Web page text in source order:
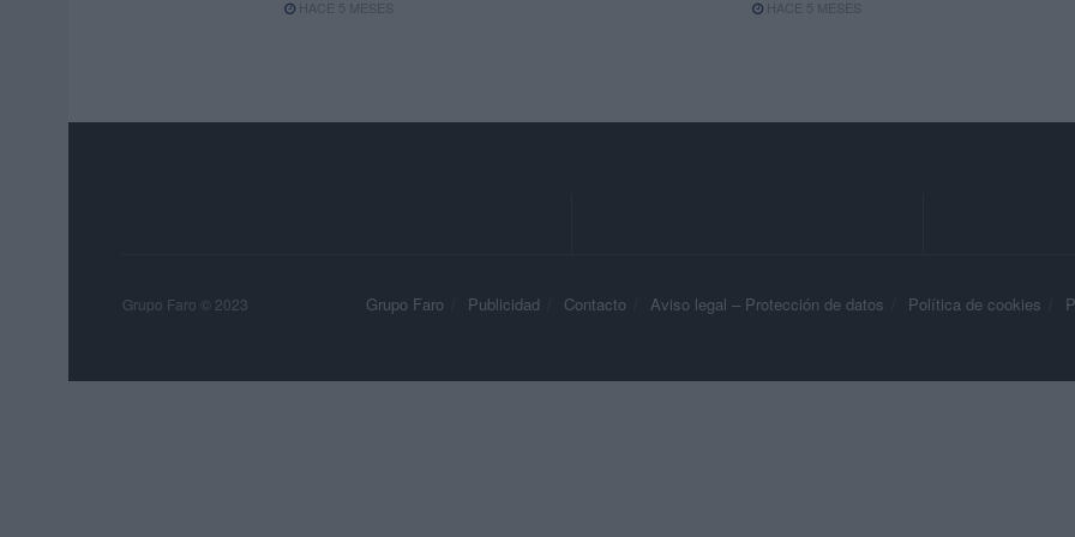
HACE 5 MESES HACE 5 MESES
Grupo Faro Publicidad Contacto Aviso legal – Protección de datos Política de cookies
Grupo Faro © 2023